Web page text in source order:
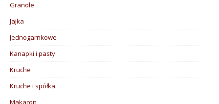
Granole
Jajka
Jednogarnkowe
Kanapki i pasty
Kruche
Kruche i spółka
Makaron